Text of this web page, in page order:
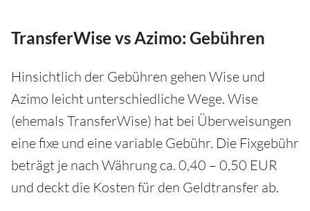
TransferWise vs Azimo: Gebühren
Hinsichtlich der Gebühren gehen Wise und
Azimo leicht unterschiedliche Wege. Wise
(ehemals TransferWise) hat bei Überweisungen
eine fixe und eine variable Gebühr. Die Fixgebühr
beträgt je nach Währung ca. 0,40 – 0,50 EUR
und deckt die Kosten für den Geldtransfer ab.